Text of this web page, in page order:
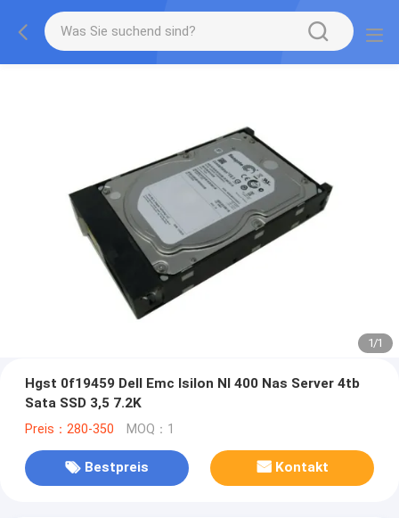
1/1
Hgst 0f19459 Dell Emc Isilon Nl 400 Nas Server 4tb
Sata SSD 3,5 7.2K
Preis：280-350 MOQ：1
Bestpreis Kontakt